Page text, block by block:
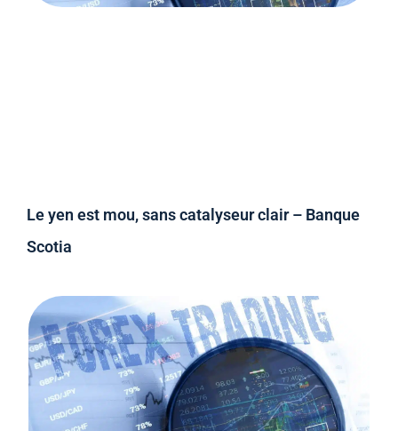
Le yen est mou, sans catalyseur clair – Banque
Scotia